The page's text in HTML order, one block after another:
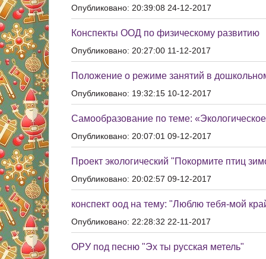
Опубликовано: 20:39:08 24-12-2017
Конспекты ООД по физическому развитию
Опубликовано: 20:27:00 11-12-2017
Положение о режиме занятий в
Опубликовано: 19:32:15 10-12-2017
Самообразование по теме:
Опубликовано: 20:07:01 09-12-2017
Проект экологический "Покормите птиц
Опубликовано: 20:02:57 09-12-2017
конспект оод на тему: "Люблю тебя-мой
Опубликовано: 22:28:32 22-11-2017
ОРУ под песню "Эх ты русская метель"